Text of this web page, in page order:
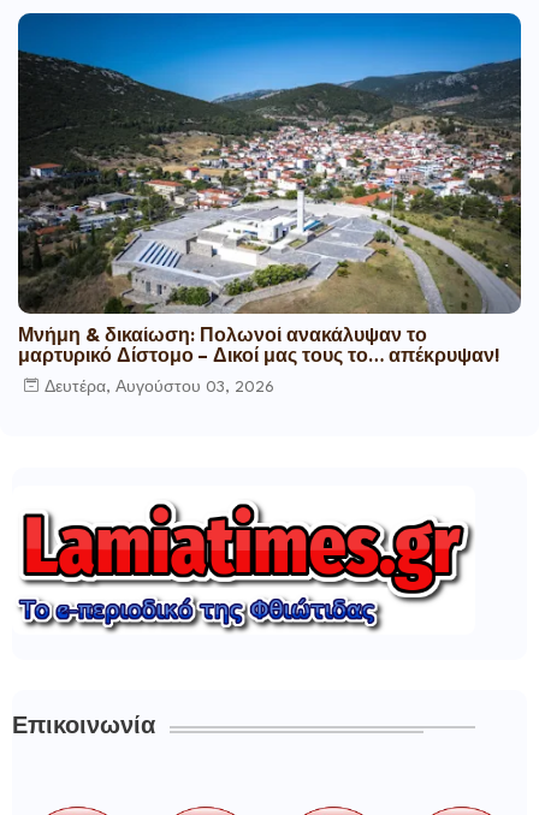
Μνήμη & δικαίωση: Πολωνοί ανακάλυψαν το
μαρτυρικό Δίστομο – Δικοί μας τους το… απέκρυψαν!
Δευτέρα, Αυγούστου 03, 2026
Επικοινωνία